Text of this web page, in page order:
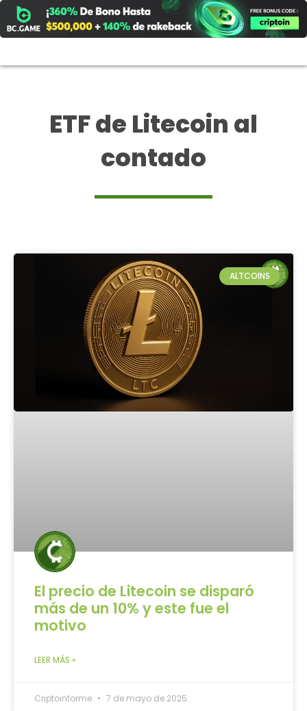
al
contenido
ETF de Litecoin al
contado
ALTCOINS
El precio de Litecoin se disparó
más de un 10% y este fue el
motivo
LEER MÁS »
Criptoinforme 7 de mayo de 2025